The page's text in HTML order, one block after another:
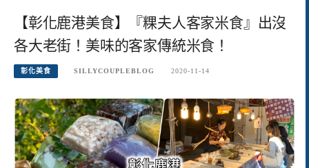
【彰化鹿港美食】『粿夫人客家米食』出沒
各大老街！美味的客家傳統米食！
彰化美食 SILLYCOUPLEBLOG 2020-11-14